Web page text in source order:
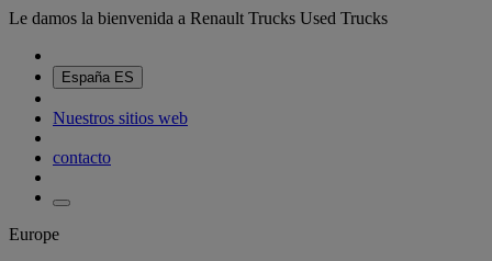
Le damos la bienvenida a Renault Trucks Used Trucks
España ES
Nuestros sitios web
contacto
Europe